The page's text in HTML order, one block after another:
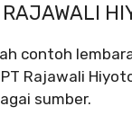
contoh
Rajawali
sumber.